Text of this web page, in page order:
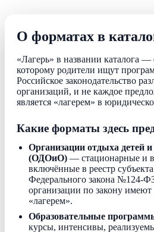
О форматах в
«Лагерь» в названии каталога
которому родители ищут
Российское законодательство
организаций, и не каждое
является «лагерем» в
Какие форматы здесь
Организации отдыха детей
(ОДОиО) — стационарные и
включённые в реестр
Федерального закона №124-
организации по закону имеют
«лагерем».
Образовательные
курсы, интенсивы,